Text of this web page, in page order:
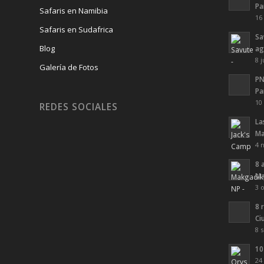
Safaris en Namibia
Safaris en Sudafrica
Blog
Galería de Fotos
REDES SOCIALES
8
4
8
3
8
8
24